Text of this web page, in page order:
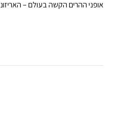
אופני ההרים הקשה בעולם –